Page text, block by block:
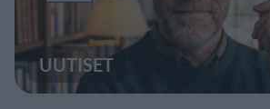
UUTISET